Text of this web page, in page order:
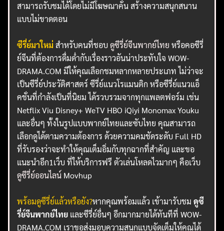
สามารถรับชมได้โดยไม่มีโฆษณาคั่น สร้างความสนุกสนาน
แบบไม่ขาดตอน
ซีรี่ย์มาใหม่ สำหรับคนที่ชอบดูซีรี่ย์จีนพากย์ไทย หรือคอซีรี่
ย์จีนที่ต้องการดื่มด่ำกับเรื่องราวอันน่าประทับใจ WOW-
DRAMA.COM มีให้คุณเลือกชมหลากหลายประเภท ไม่ว่าจะ
เป็นซีรี่ย์ประวัติศาสตร์ ซีรี่ย์แนวโรแมนติก หรือซีรี่ย์แนวแอ็
คชั่นที่กำลังเป็นที่นิยม ได้รวบรวมจากทุกแพลตฟอร์ม เช่น
Netflix Viu Disney+ WeTV HBO iQiyi Monomax Youku
และอื่นๆ ทั้งในรูปแบบพากย์ไทยและซับไทย คุณสามารถ
เลือกดูได้ตามความต้องการ ด้วยความคมชัดระดับ Full HD
ที่รับรองว่าจะทำให้คุณเต็มอิ่มกับทุกฉากที่สำคัญ และขอ
แนะนำอีก1เว็บ ที่ให้บริการฟรี ตัวเล่นโหลดไวมากๆ คือเว็บ
ดูซีรี่ย์ออนไลน์ Movhup
พร้อมดูซีรี่ย์แล้วหรือยัง?หากคุณพร้อมแล้ว เข้ามารับชมดูซี
รี่ย์จีนพากย์ไทย และซีรี่ย์อื่นๆ อีกมากมายได้ทันทีที่ WOW-
DRAMA.COM เราขอส่งมอบความสนุกแบบจัดเต็มให้คุณได้